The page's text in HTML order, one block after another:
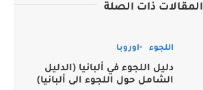
المقالات ذات الصلة
اللجوء اوروبا
دليل اللجوء في ألبانيا (الدليل
الشامل حول اللجوء الى ألبانيا)